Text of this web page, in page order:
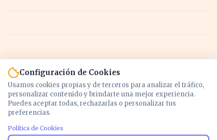
Noticias y análisis de economía, mercados,
Configuración de Cookies
Usamos cookies propias y de terceros para analizar el tráfico,
personalizar contenido y brindarte una mejor experiencia.
Puedes aceptar todas, rechazarlas o personalizar tus
preferencias.
Política de Cookies